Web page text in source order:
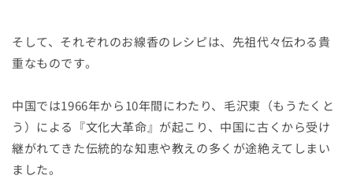
そして、それぞれのお線香のレシピは、先祖代々伝わる貴
重なものです。
中国では1966年から10年間にわたり、毛沢東（もうたくと
う）による『文化大革命』が起こり、中国に古くから受け
継がれてきた伝統的な知恵や教えの多くが途絶えてしまい
ました。